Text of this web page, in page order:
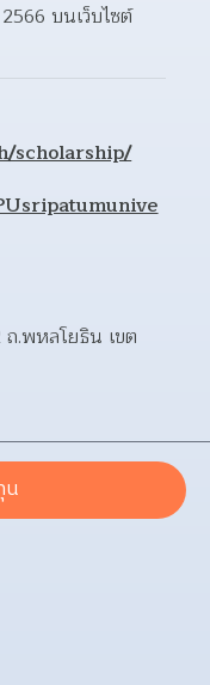
บนเว็บไซต์
scholarship/
.พหลโยธิน เขต
น